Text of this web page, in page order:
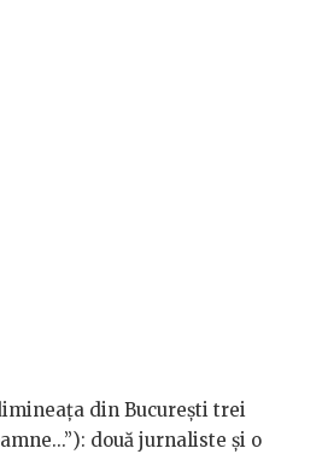
din București trei
două jurnaliste și o